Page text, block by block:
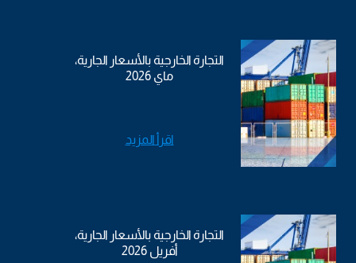
التجارة الخارجية بالأسعار الجارية،
ماي 2026
اقرأ المزيد
التجارة الخارجية بالأسعار الجارية،
أفريل 2026